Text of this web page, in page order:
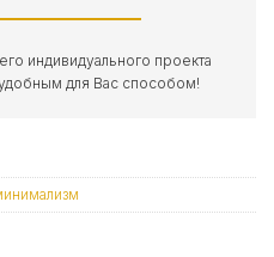
индивидуального проекта
для Вас способом!